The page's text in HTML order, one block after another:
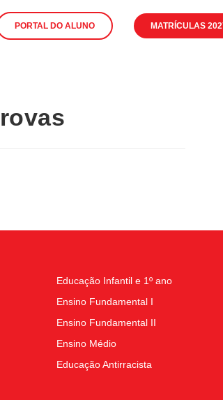
PORTAL DO ALUNO MATRÍCULAS
Educação Infantil e 1º ano
Ensino Fundamental I
Ensino Fundamental II
Ensino Médio
Educação Antirracista